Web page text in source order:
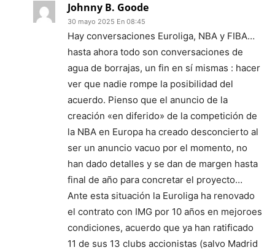
Johnny B. Goode
30 mayo 2025 En 08:45
Hay conversaciones Euroliga, NBA y FIBA…
hasta ahora todo son conversaciones de
agua de borrajas, un fin en sí mismas : hacer
ver que nadie rompe la posibilidad del
acuerdo. Pienso que el anuncio de la
creación «en diferido» de la competición de
la NBA en Europa ha creado desconcierto al
ser un anuncio vacuo por el momento, no
han dado detalles y se dan de margen hasta
final de año para concretar el proyecto…
Ante esta situación la Euroliga ha renovado
el contrato con IMG por 10 años en mejoroes
condiciones, acuerdo que ya han ratificado
11 de sus 13 clubs accionistas (salvo Madrid